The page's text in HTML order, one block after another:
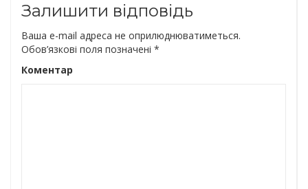
Залишити відповідь
Ваша e-mail адреса не оприлюднюватиметься.
Обов’язкові поля позначені *
Коментар